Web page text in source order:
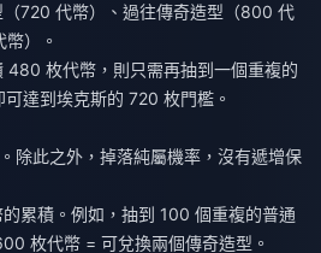
（720 代幣）、過往傳奇造型（800 代
）。
480 枚代幣，則只需再抽到一個重複的
達到埃克斯的 720 枚門檻。
除此之外，掉落純屬機率，沒有遞增保
累積。例如，抽到 100 個重複的普通
枚代幣 = 可兌換兩個傳奇造型。